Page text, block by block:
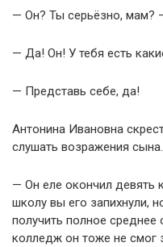
— Он? Ты серьёзно, мам?
— Да! Он! У тебя есть
— Представь себе, да!
Антонина Ивановна
слушать возражения сына.
— Он еле окончил девять
школу вы его запихнули,
получить полное среднее
колледж он тоже не смог